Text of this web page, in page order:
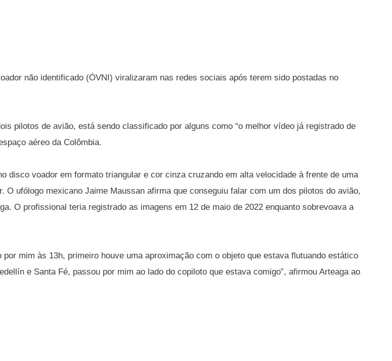
não identificado (ÓVNI) viralizaram nas redes sociais após terem sido postadas no
pilotos de avião, está sendo classificado por alguns como “o melhor vídeo já registrado de
aéreo da Colômbia.
disco voador em formato triangular e cor cinza cruzando em alta velocidade à frente de uma
O ufólogo mexicano Jaime Maussan afirma que conseguiu falar com um dos pilotos do avião,
O profissional teria registrado as imagens em 12 de maio de 2022 enquanto sobrevoava a
por mim às 13h, primeiro houve uma aproximação com o objeto que estava flutuando estático
e Santa Fé, passou por mim ao lado do copiloto que estava comigo”, afirmou Arteaga ao